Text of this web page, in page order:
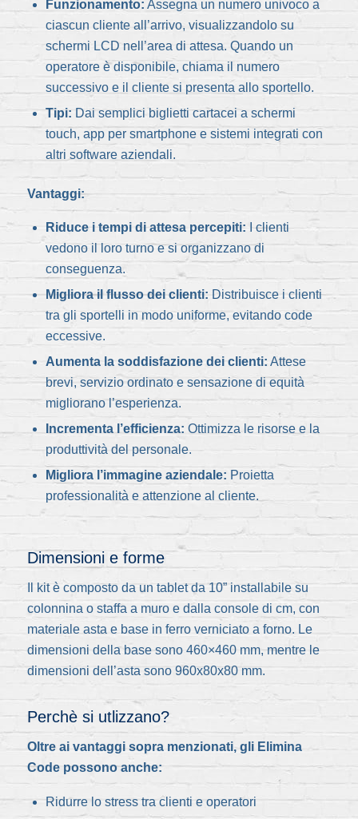
Funzionamento: Assegna un numero univoco a
ciascun cliente all’arrivo, visualizzandolo su
schermi LCD nell’area di attesa. Quando un
operatore è disponibile, chiama il numero
successivo e il cliente si presenta allo sportello.
Tipi: Dai semplici biglietti cartacei a schermi
touch, app per smartphone e sistemi integrati con
altri software aziendali.
Vantaggi:
Riduce i tempi di attesa percepiti: I clienti
vedono il loro turno e si organizzano di
conseguenza.
Migliora il flusso dei clienti: Distribuisce i clienti
tra gli sportelli in modo uniforme, evitando code
eccessive.
Aumenta la soddisfazione dei clienti: Attese
brevi, servizio ordinato e sensazione di equità
migliorano l’esperienza.
Incrementa l’efficienza: Ottimizza le risorse e la
produttività del personale.
Migliora l’immagine aziendale: Proietta
professionalità e attenzione al cliente.
Dimensioni e forme
Il kit è composto da un tablet da 10” installabile su
colonnina o staffa a muro e dalla console di cm, con
materiale asta e base in ferro verniciato a forno. Le
dimensioni della base sono 460×460 mm, mentre le
dimensioni dell’asta sono 960x80x80 mm.
Perchè si utlizzano?
Oltre ai vantaggi sopra menzionati, gli Elimina
Code possono anche:
Ridurre lo stress tra clienti e operatori